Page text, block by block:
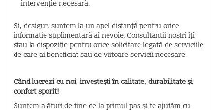
intervenție necesară.
Si, desigur, suntem la un apel distanță pentru orice
informație suplimentară ai nevoie. Consultanții noștri îți
stau la dispoziție pentru orice solicitare legată de serviciile
de care ai beneficiat sau de viitoare servicii necesare.
Când lucrezi cu noi, investești în calitate, durabilitate și
confort sporit!
Suntem alături de tine de la primul pas și te ajutăm cu